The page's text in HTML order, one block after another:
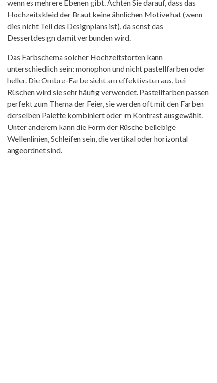
wenn es mehrere Ebenen gibt. Achten Sie darauf, dass das
Hochzeitskleid der Braut keine ähnlichen Motive hat (wenn
dies nicht Teil des Designplans ist), da sonst das
Dessertdesign damit verbunden wird.
Das Farbschema solcher Hochzeitstorten kann
unterschiedlich sein: monophon und nicht pastellfarben oder
heller. Die Ombre-Farbe sieht am effektivsten aus, bei
Rüschen wird sie sehr häufig verwendet. Pastellfarben passen
perfekt zum Thema der Feier, sie werden oft mit den Farben
derselben Palette kombiniert oder im Kontrast ausgewählt.
Unter anderem kann die Form der Rüsche beliebige
Wellenlinien, Schleifen sein, die vertikal oder horizontal
angeordnet sind.